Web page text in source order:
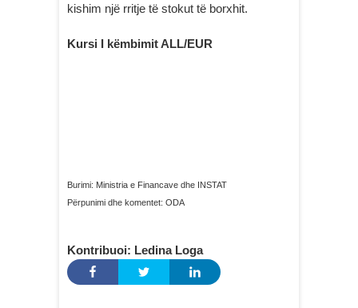
kishim një rritje të stokut të borxhit.
Kursi I këmbimit ALL/EUR
Burimi: Ministria e Financave dhe INSTAT
Përpunimi dhe komentet: ODA
Kontribuoi: Ledina Loga